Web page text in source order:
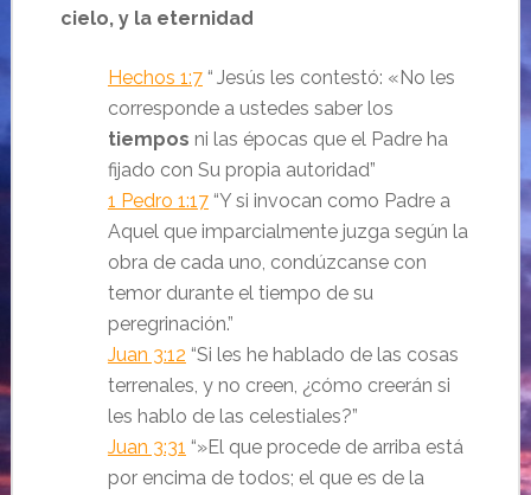
cielo, y la eternidad
Hechos 1:7 “ Jesús les contestó: «No les
corresponde a ustedes saber los
tiempos ni las épocas que el Padre ha
fijado con Su propia autoridad”
1 Pedro 1:17“Y si invocan como Padre a
Aquel que imparcialmente juzga según la
obra de cada uno, condúzcanse con
temor durante el tiempo de su
peregrinación.”
Juan 3:12 “Si les he hablado de las cosas
terrenales, y no creen, ¿cómo creerán si
les hablo de las celestiales?”
Juan 3:31 “»El que procede de arriba está
por encima de todos; el que es de la